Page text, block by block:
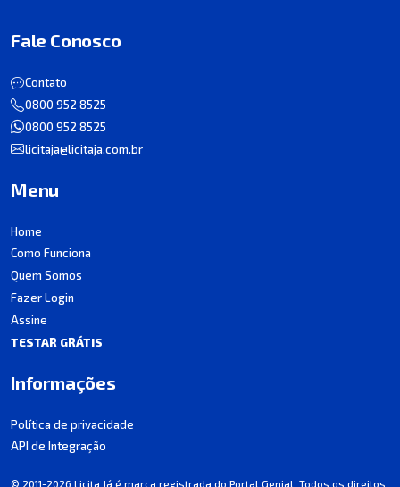
Fale Conosco
Contato
0800 952 8525
0800 952 8525
licitaja@licitaja.com.br
Menu
Home
Como Funciona
Quem Somos
Fazer Login
Assine
TESTAR GRÁTIS
Informações
Política de privacidade
API de Integração
© 2011-2026 Licita Já é marca registrada do Portal Genial. Todos os direitos